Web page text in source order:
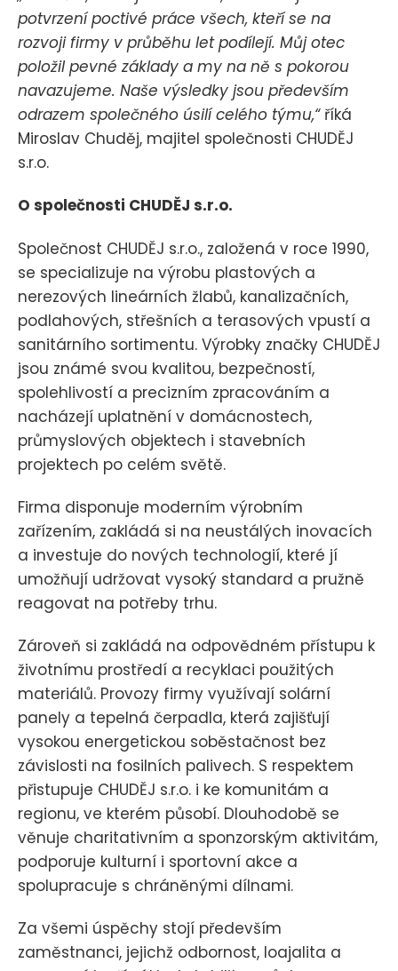
potvrzení poctivé práce všech, kteří se na
rozvoji firmy v průběhu let podílejí. Můj otec
položil pevné základy a my na ně s pokorou
navazujeme. Naše výsledky jsou především
odrazem společného úsilí celého týmu,“říká
Miroslav Chuděj, majitel společnosti CHUDĚJ
s.r.o.
O společnosti CHUDĚJ s.r.o.
Společnost CHUDĚJ s.r.o., založená v roce 1990,
se specializuje na výrobu plastových a
nerezových lineárních žlabů, kanalizačních,
podlahových, střešních a terasových vpustí a
sanitárního sortimentu. Výrobky značky CHUDĚJ
jsou známé svou kvalitou, bezpečností,
spolehlivostí a precizním zpracováním a
nacházejí uplatnění v domácnostech,
průmyslových objektech i stavebních
projektech po celém světě.
Firma disponuje moderním výrobním
zařízením, zakládá si na neustálých inovacích
a investuje do nových technologií, které jí
umožňují udržovat vysoký standard a pružně
reagovat na potřeby trhu.
Zároveň si zakládá na odpovědném přístupu k
životnímu prostředí a recyklaci použitých
materiálů. Provozy firmy využívají solární
panely a tepelná čerpadla, která zajišťují
vysokou energetickou soběstačnost bez
závislosti na fosilních palivech. S respektem
přistupuje CHUDĚJ s.r.o. i ke komunitám a
regionu, ve kterém působí. Dlouhodobě se
věnuje charitativním a sponzorským aktivitám,
podporuje kulturní i sportovní akce a
spolupracuje s chráněnými dílnami.
Za všemi úspěchy stojí především
zaměstnanci, jejichž odbornost, loajalita a